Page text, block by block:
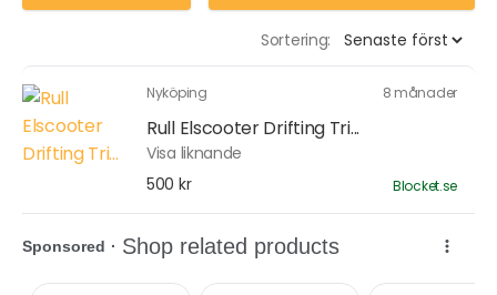
Sortering:
Nyköping 8 månader
Rull Elscooter Drifting Tri...
Visa liknande
500 kr
Blocket.se